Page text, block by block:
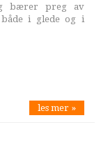
bærer preg av
i glede og i
les mer »